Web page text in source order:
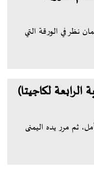
نظر في الورقة التي
لكاجيتا)
ثم مرر يده اليمنى